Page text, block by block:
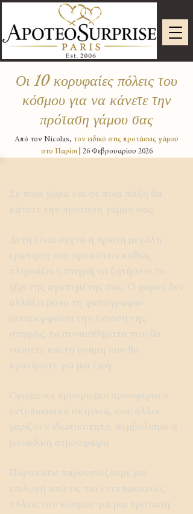
Οι 10 κορυφαίες πόλεις του
κόσμου για να κάνετε την
πρόταση γάμου σας
Από τον Nicolas, τον ειδικό στις προτάσεις γάμου
στο Παρίσι| 26 Φεβρουαρίου 2026
Σε ποια χώρα και σε ποια πόλη θα
κάνετε την πρόταση γάμου σας;
Αυτή είναι συχνά η πρώτη μεγάλη
ερώτηση που προκύπτει καθώς
πλησιάζει η στιγμή να ζητήσετε το
χέρι της αγαπημένης σας. Ο χώρος δεν
αλλάζει μόνο τη φωτογραφία·
μεταμορφώνει την ένταση της
στιγμής, τα συναισθήματα που θα
νιώσετε και τη μνήμη που θα
κρατήσετε για μια ζωή.
Ορισμένοι προορισμοί προσφέρουν
εντυπωσιακά σκηνικά, ενώ άλλοι
χαρίζουν ιδιωτικότητα, συμβολισμό ή
μοναδική ατμόσφαιρα.
Παρακάτω παρουσιάζουμε μια
επιλογή από τις πιο εντυπωσιακές
πόλεις του κόσμου για μια πρόταση